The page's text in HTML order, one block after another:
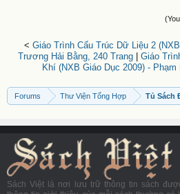
< Giáo Trình Cấu Trúc Dữ Liệu 2
Trương Hải Bằng, 240 Trang| Giáo
Khí (NXB Giáo Dục 2009) - Phạm
Forums Thư Viện Tổng Hợp Tủ Sách
Sách Việt là nơi lưu trữ thông tin sách